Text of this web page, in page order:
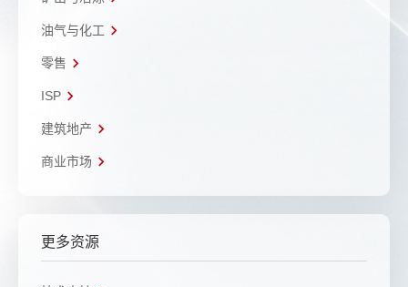
油气与化工
零售
ISP
建筑地产
商业市场
更多资源